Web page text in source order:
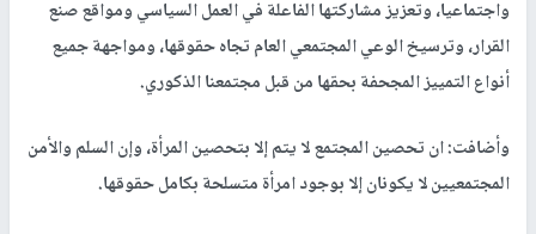
واجتماعيا، وتعزيز مشاركتها الفاعلة في العمل السياسي ومواقع صنع
القرار، وترسيخ الوعي المجتمعي العام تجاه حقوقها، ومواجهة جميع
أنواع التمييز المجحفة بحقها من قبل مجتمعنا الذكوري.
وأضافت: ان تحصين المجتمع لا يتم إلا بتحصين المرأة، وإن السلم والأمن
المجتمعيين لا يكونان إلا بوجود امرأة متسلحة بكامل حقوقها.